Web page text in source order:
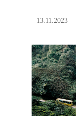
13.11.2023